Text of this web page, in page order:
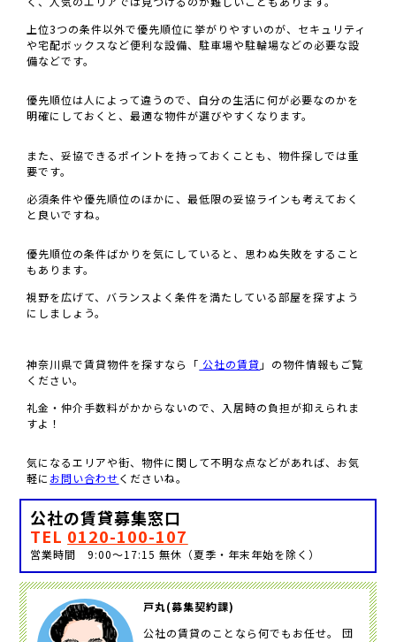
上位3つの条件以外で優先順位に挙がりやすいのが、セキュリティ
や宅配ボックスなど便利な設備、駐車場や駐輪場などの必要な設
備などです。
優先順位は人によって違うので、自分の生活に何が必要なのかを
明確にしておくと、最適な物件が選びやすくなります。
また、妥協できるポイントを持っておくことも、物件探しでは重
要です。
必須条件や優先順位のほかに、最低限の妥協ラインも考えておく
と良いですね。
優先順位の条件ばかりを気にしていると、思わぬ失敗をすること
もあります。
視野を広げて、バランスよく条件を満たしている部屋を探すよう
にしましょう。
神奈川県で賃貸物件を探すなら「 公社の賃貸 」の物件情報もご覧
ください。
礼金・仲介手数料がかからないので、入居時の負担が抑えられま
すよ！
気になるエリアや街、物件に関して不明な点などがあれば、お気
軽に お問い合わせくださいね。
公社の賃貸募集窓口
TEL 0120-100-107
営業時間 9:00～17:15 無休（夏季・年末年始を除く）
戸丸(募集契約課)
公社の賃貸のことなら何でもお任せ。 団